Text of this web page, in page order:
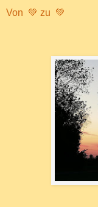
Von 💚 zu 💚